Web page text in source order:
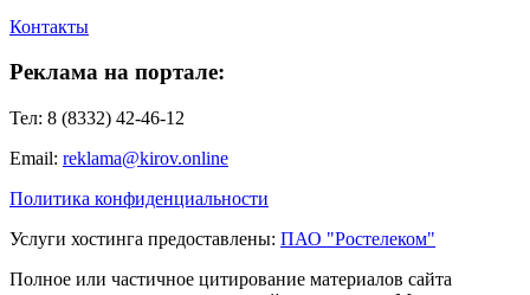
Контакты
Реклама на портале:
Тел: 8 (8332) 42-46-12
Email: reklama@kirov.online
Политика конфиденциальности
Услуги хостинга предоставлены: ПАО "Ростелеком"
Полное или частичное цитирование материалов сайта